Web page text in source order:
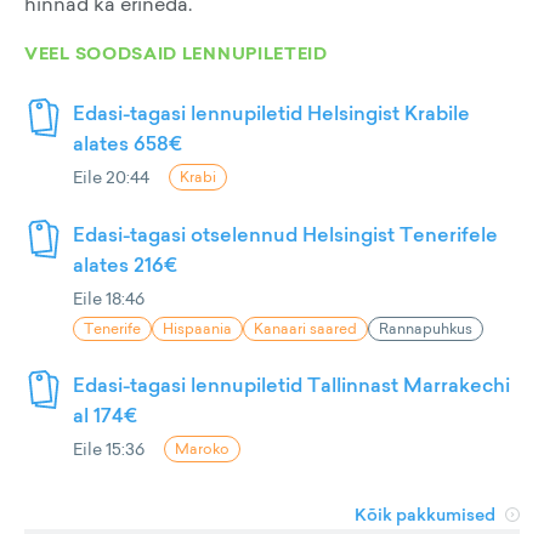
VEEL SOODSAID LENNUPILETEID
Edasi-tagasi lennupiletid Helsingist Krabile
alates 658€
Eile 20:44 Krabi
Edasi-tagasi otselennud Helsingist Tenerifele
alates 216€
Eile 18:46
Tenerife Hispaania Kanaari saared Rannapuhkus
Edasi-tagasi lennupiletid Tallinnast Marrakechi
al 174€
Eile 15:36 Maroko
Kõik pakkumised